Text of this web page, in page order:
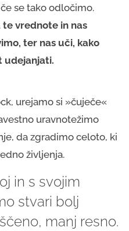
se tako odločimo.
te vrednote in nas
ter nas uči, kako
udejanjati.
urejamo si »čuječe«
uravnotežimo
da zgradimo celoto, ki
življenja.
in s svojim
stvari bolj
manj resno.